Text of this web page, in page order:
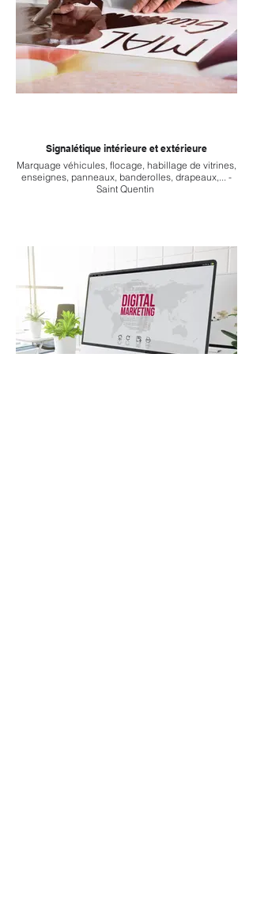
Signalétique intérieure et extérieure
Marquage véhicules, flocage, habillage de vitrines,
enseignes, panneaux, banderolles, drapeaux,... -
Saint Quentin